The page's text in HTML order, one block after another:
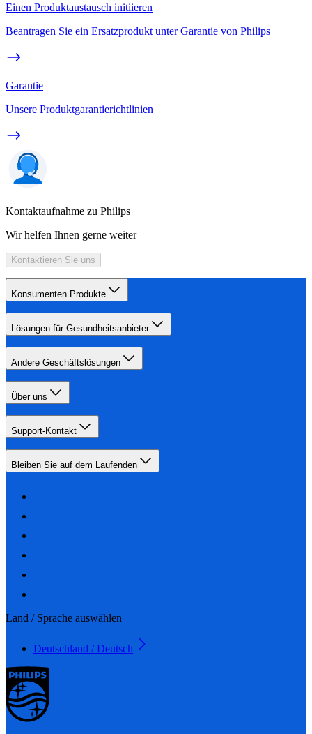
Einen Produktaustausch initiieren
Beantragen Sie ein Ersatzprodukt unter Garantie von Philips
Garantie
Unsere Produktgarantierichtlinien
Kontaktaufnahme zu Philips
Wir helfen Ihnen gerne weiter
Kontaktieren Sie uns
Konsumenten Produkte
Lösungen für Gesundheitsanbieter
Andere Geschäftslösungen
Über uns
Support-Kontakt
Bleiben Sie auf dem Laufenden
Land / Sprache auswählen
Deutschland / Deutsch